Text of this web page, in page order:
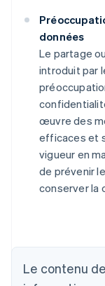
données
Le partage
introduit par
œuvre des
efficaces et
vigueur en
de prévenir
conserver la
Le contenu
DeutschEnglish
Australie
English